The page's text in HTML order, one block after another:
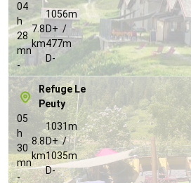
04
h
28
mn
-
7.8
km
1056m
D+ /
477m
D-
Refuge Le
Peuty
05
h
30
mn
-
8.8
km
1031m
D+ /
1035m
D-